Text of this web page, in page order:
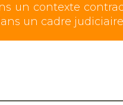
un contexte
un cadre